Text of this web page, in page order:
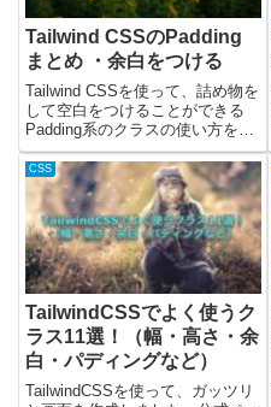
Tailwind CSSのPadding
まとめ ・余白をつける
Tailwind CSSを使って、詰め物を
して空白をつけることができる
Padding系のクラスの使い方を書
いています。Tailwind CSSを使用
している場合、Padding系のクラ
スを使って方向と数値を指定する
ことで、要素に対して簡単に...
CSS
TailwindCSSでよく使うク
ラス11選！（幅・高さ・余
白・パディングなど）
TailwindCSSを使って、ガッツリ